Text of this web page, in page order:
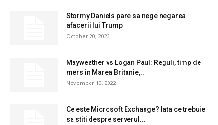
Stormy Daniels pare sa nege negarea
afacerii lui Trump
October 20, 2022
Mayweather vs Logan Paul: Reguli, timp de
mers in Marea Britanie,...
November 10, 2022
Ce este Microsoft Exchange? Iata ce trebuie
sa stiti despre serverul...